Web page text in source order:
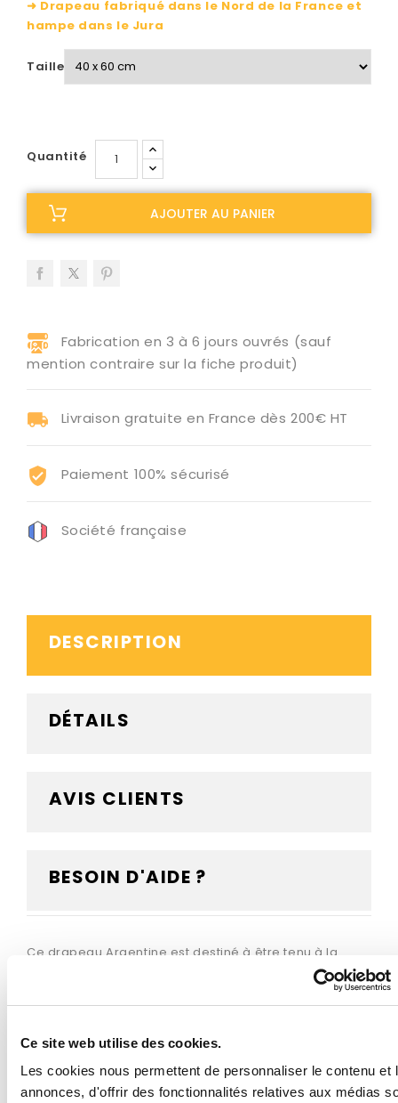
Ce site web utilise des cookies.
Les cookies nous permettent de personnaliser le contenu et
annonces, d'offrir des fonctionnalités relatives aux médias
➜ Drapeau fabriqué dans le Nord de la France et
hampe dans le Jura
Taille
Quantité
AJOUTER AU PANIER
Fabrication en 3 à 6 jours ouvrés (sauf
mention contraire sur la fiche produit)
Livraison gratuite en France dès 200€ HT
Paiement 100% sécurisé
Société française
DESCRIPTION
DÉTAILS
AVIS CLIENTS
BESOIN D'AIDE ?
Ce drapeau Argentine est destiné à être tenu à la
main grâce à sa hampe en bois fournie. Le bâton en
bois vous permettra de tenir et d'agiter le drapeau, ou
tout simplement de le fixer rapidement sur un support
qualitative, il est résistant au vent, aux intempéries et
aux UV. Vous avez le choix parmi 5 dimensions
différentes pour votre drapeau, ainsi que 2